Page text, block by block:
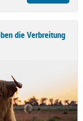
die Verbreitung